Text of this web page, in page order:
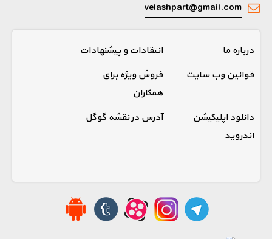
velashpart@gmail.com
درباره ما
انتقادات و پیشنهادات
قوانین وب سایت
فروش ویژه برای
همکاران
دانلود اپلیکیشن
اندروید
آدرس در نقشه گوگل